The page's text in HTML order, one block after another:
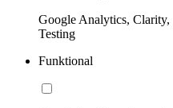
Google Analytics,
Testing
Funktional